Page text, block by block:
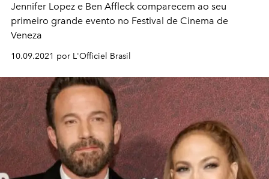
Jennifer Lopez e Ben Affleck comparecem ao seu
primeiro grande evento no Festival de Cinema de
Veneza
10.09.2021 por L'Officiel Brasil